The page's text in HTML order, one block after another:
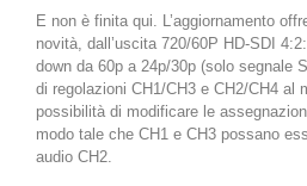
E non è finita qui. L’aggiornamento
novità, dall’uscita 720/60P HD-SDI
down da 60p a 24p/30p (solo segnale
di regolazioni CH1/CH3 e CH2/CH4 al
possibilità di modificare le
modo tale che CH1 e CH3 possano
audio CH2.